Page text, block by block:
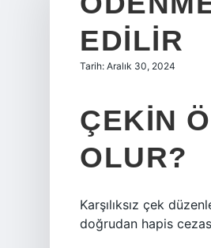
EDILIR
Tarih: Aralık 30, 2024
ÇEKIN
OLUR?
Karşılıksız çek
doğrudan hapis